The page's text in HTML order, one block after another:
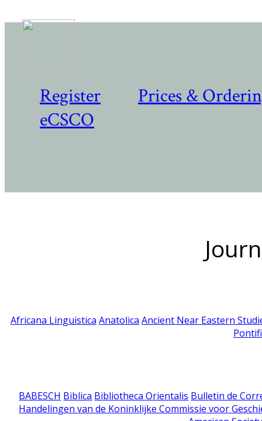
Register
Prices &
eCSCO
Africana Linguistica Anatolica Ancient Near Eastern
BABESCH Biblica Bibliotheca Orientalis Bulletin de
Handelingen van de Koninklijke Commissie voor